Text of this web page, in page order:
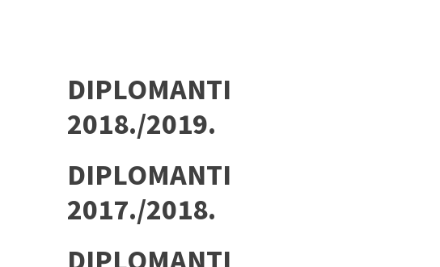
DIPLOMANTI
2018./2019.
DIPLOMANTI
2017./2018.